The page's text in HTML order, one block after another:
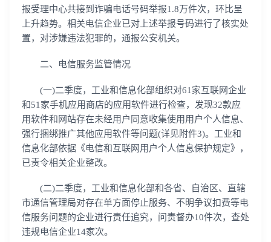
报受理中心共接到诈骗电话号码举报1.8万件次，环比呈
上升趋势。相关电信企业已对上述举报号码进行了核实处
置，对涉嫌违法犯罪的，通报公安机关。
二、电信服务监管情况
(一)二季度，工业和信息化部组织对61家互联网企业
和51家手机应用商店的应用软件进行检查，发现32款应
用软件和网站存在未经用户同意收集使用用户个人信息、
强行捆绑推广其他应用软件等问题(详见附件3)。工业和
信息化部依据《电信和互联网用户个人信息保护规定》，
已责令相关企业整改。
(二)二季度，工业和信息化部和各省、自治区、直辖
市通信管理局对存在单方面停止服务、不明争议扣费等电
信服务问题的企业进行责任追究，问责督办10件次，查处
违规电信企业14家次。